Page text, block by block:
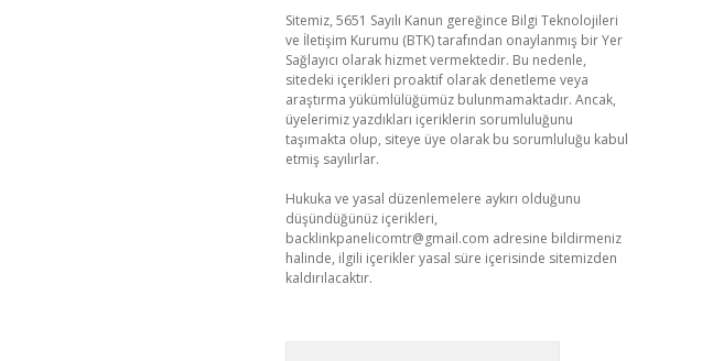
Sitemiz, 5651 Sayılı Kanun gereğince Bilgi Teknolojileri
ve İletişim Kurumu (BTK) tarafından onaylanmış bir Yer
Sağlayıcı olarak hizmet vermektedir. Bu nedenle,
sitedeki içerikleri proaktif olarak denetleme veya
araştırma yükümlülüğümüz bulunmamaktadır. Ancak,
üyelerimiz yazdıkları içeriklerin sorumluluğunu
taşımakta olup, siteye üye olarak bu sorumluluğu kabul
etmiş sayılırlar.
Hukuka ve yasal düzenlemelere aykırı olduğunu
düşündüğünüz içerikleri,
backlinkpanelicomtr@gmail.com adresine bildirmeniz
halinde, ilgili içerikler yasal süre içerisinde sitemizden
kaldırılacaktır.